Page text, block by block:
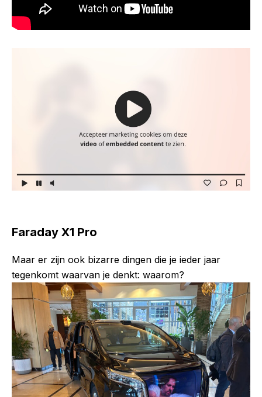
Faraday X1 Pro
Maar er zijn ook bizarre dingen die je ieder jaar
tegenkomt waarvan je denkt: waarom?